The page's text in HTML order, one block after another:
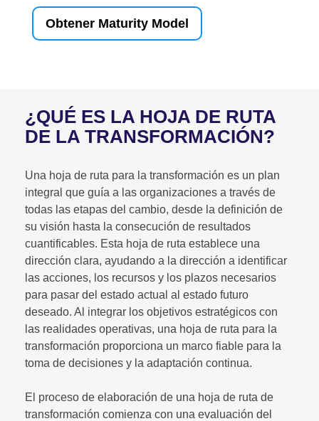
Obtener Maturity Model
¿QUÉ ES LA HOJA DE RUTA
DE LA TRANSFORMACIÓN?
Una hoja de ruta para la transformación es un plan
integral que guía a las organizaciones a través de
todas las etapas del cambio, desde la definición de
su visión hasta la consecución de resultados
cuantificables. Esta hoja de ruta establece una
dirección clara, ayudando a la dirección a identificar
las acciones, los recursos y los plazos necesarios
para pasar del estado actual al estado futuro
deseado. Al integrar los objetivos estratégicos con
las realidades operativas, una hoja de ruta para la
transformación proporciona un marco fiable para la
toma de decisiones y la adaptación continua.
El proceso de elaboración de una hoja de ruta de
transformación comienza con una evaluación del